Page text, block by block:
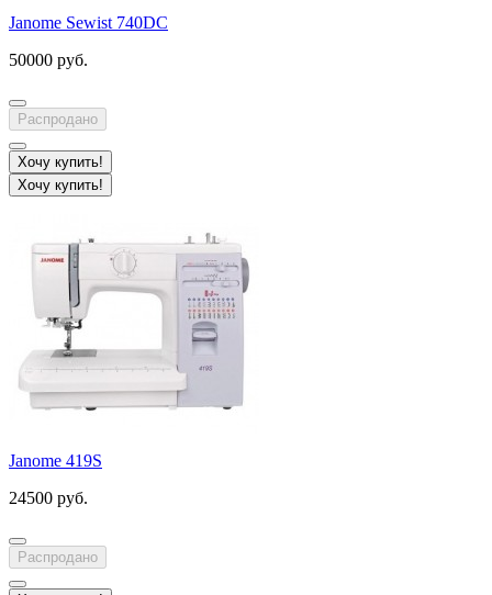
Janome Sewist 740DC
50000 руб.
Распродано
Хочу купить!
Хочу купить!
Janome 419S
24500 руб.
Распродано